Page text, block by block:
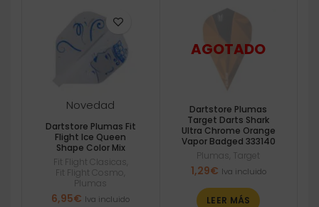
Novedad
Dartstore Plumas Fit
Flight Ice Queen
Shape Color Mix
Fit Flight Clasicas
Fit Flight Cosmo
Plumas
6,95€ Iva incluido
Dartstore Plumas
Target Darts Shark
Ultra Chrome Orange
Vapor Badged 333140
Plumas Target
1,29€ Iva incluido
LEER MÁS